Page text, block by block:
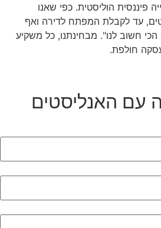
פיננסית הוליסטית. כפי שאנו
עד לקבלת המפתח לדירה ואף
חשוב לנו". מבחינתנו, כל משקיע
חולפת.
עם האנליסטים